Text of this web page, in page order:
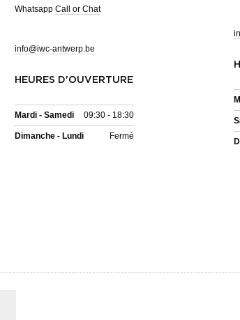
Whatsapp Call or Chat
info@iwc-antwerp.be
HEURES D'OUVERTURE
Mardi - Samedi 09:30 - 18:30
Dimanche - Lundi Fermé